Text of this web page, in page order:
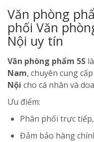
Văn phòng
phối Văn
Nội uy tín
Văn phòng phẩm 5S là
Nam, chuyên cung cấp
Nội cho cá nhân và
Ưu điểm:
Phân phối trực
Đảm bảo hàng